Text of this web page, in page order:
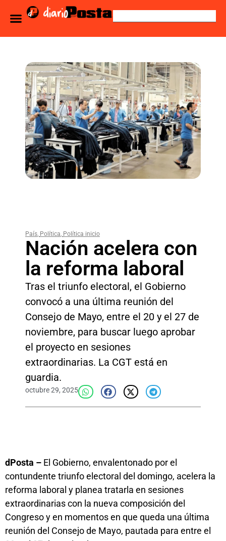
País, Política, Política inicio
Nación acelera con
la reforma laboral
Tras el triunfo electoral, el Gobierno
convocó a una última reunión del
Consejo de Mayo, entre el 20 y el 27 de
noviembre, para buscar luego aprobar
el proyecto en sesiones
extraordinarias. La CGT está en
guardia.
octubre 29, 2025
dPosta – El Gobierno, envalentonado por el
contundente triunfo electoral del domingo, acelera la
reforma laboral y planea tratarla en sesiones
extraordinarias con la nueva composición del
Congreso y en momentos en que queda una última
reunión del Consejo de Mayo, pautada para entre el